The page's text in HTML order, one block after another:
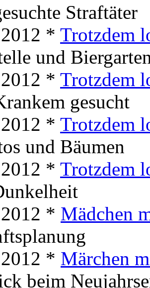
Straftäter
* Trotzdem
und
* Trotzdem
gesucht
* Trotzdem
und Bäumen
* Trotzdem
* Mädchen
* Märchen
beim